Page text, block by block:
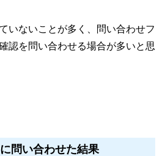
いないことが多く、問い合わせフ
認を問い合わせる場合が多いと思
問い合わせた結果